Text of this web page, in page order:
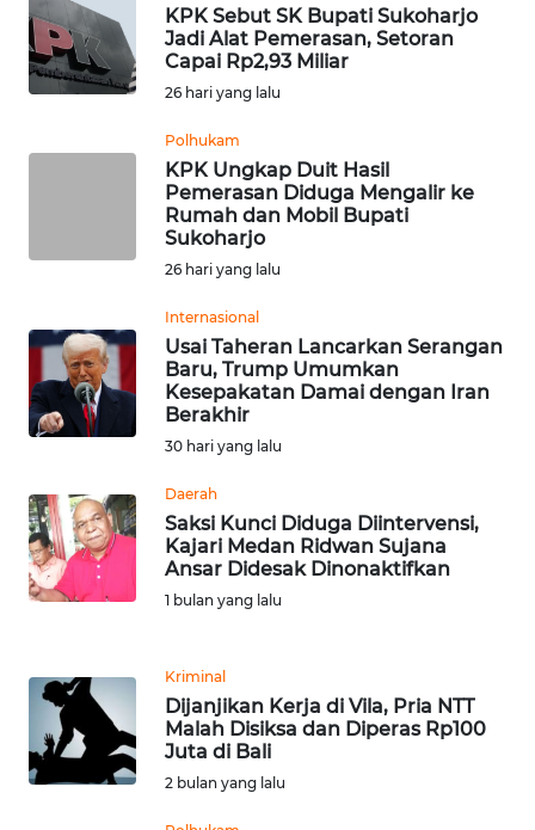
KPK Sebut SK Bupati Sukoharjo
Jadi Alat Pemerasan, Setoran
Capai Rp2,93 Miliar
26 hari yang lalu
Polhukam
KPK Ungkap Duit Hasil
Pemerasan Diduga Mengalir ke
Rumah dan Mobil Bupati
Sukoharjo
26 hari yang lalu
Internasional
Usai Taheran Lancarkan Serangan
Baru, Trump Umumkan
Kesepakatan Damai dengan Iran
Berakhir
30 hari yang lalu
Daerah
Saksi Kunci Diduga Diintervensi,
Kajari Medan Ridwan Sujana
Ansar Didesak Dinonaktifkan
1 bulan yang lalu
Kriminal
Dijanjikan Kerja di Vila, Pria NTT
Malah Disiksa dan Diperas Rp100
Juta di Bali
2 bulan yang lalu
WN
SUMUT
BANTEN
WN
NTT
WN
KEPRI
WN
PAPUA
PAPUA
BARAT
WN